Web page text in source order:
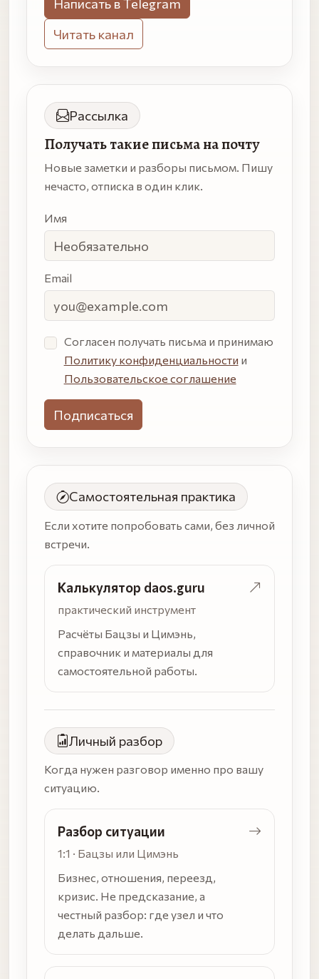
Читать канал
Рассылка
Получать такие письма на почту
Новые заметки и разборы письмом. Пишу
нечасто, отписка в один клик.
Имя
Email
человек
может не
это поле.
Лучше
дойти
Согласен получать письма и принимаю
Политику конфиденциальности и
Пользовательское соглашение
Самостоятельная практика
Если хотите попробовать сами, без личной
встречи.
Калькулятор daos.guru
практический инструмент
Расчёты Бацзы и Цимэнь,
справочник и материалы для
самостоятельной работы.
Личный разбор
Когда нужен разговор именно про вашу
ситуацию.
Разбор ситуации
1:1 · Бацзы или Цимэнь
Бизнес, отношения, переезд,
кризис. Не предсказание, а
честный разбор: где узел и что
делать дальше.